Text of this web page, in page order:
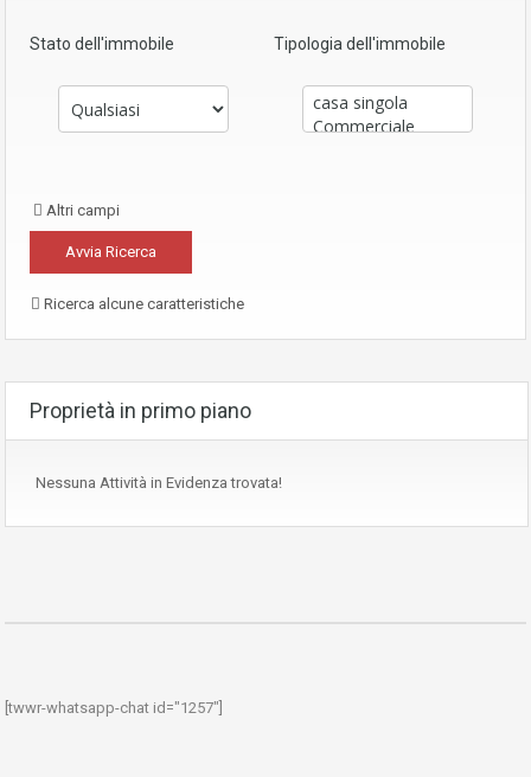
Stato dell'immobile Tipologia dell'immobile
Altri campi
Ricerca alcune caratteristiche
Proprietà in primo piano
Nessuna Attività in Evidenza trovata!
[twwr-whatsapp-chat id="1257"]